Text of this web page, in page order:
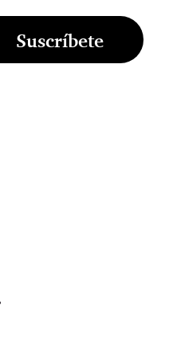
Suscríbete